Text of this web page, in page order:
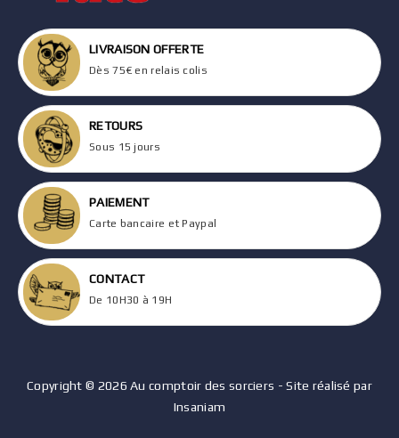
LIVRAISON OFFERTE
Dès 75€ en relais colis
RETOURS
Sous 15 jours
PAIEMENT
Carte bancaire et Paypal
CONTACT
De 10H30 à 19H
Copyright © 2026 Au comptoir des sorciers - Site réalisé par
Insaniam